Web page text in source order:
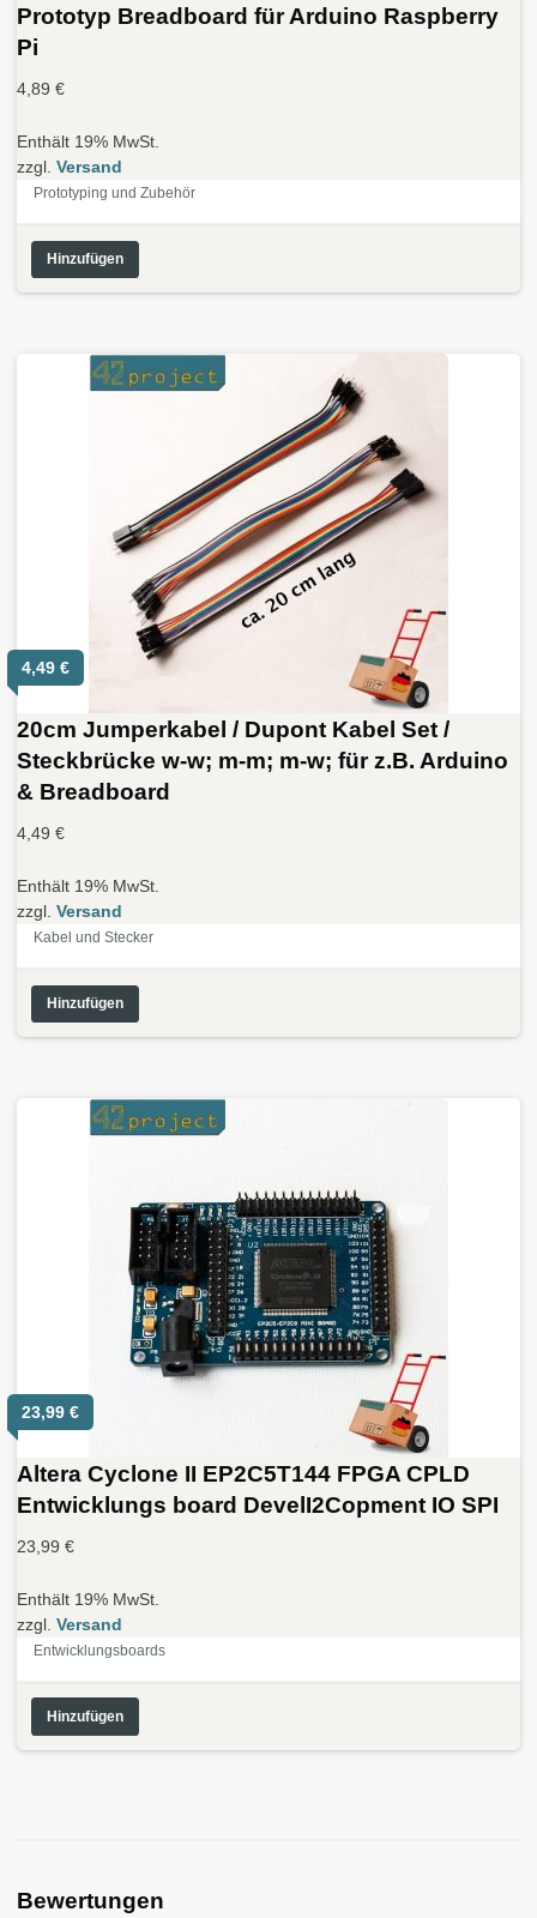
Prototyp Breadboard für Arduino Raspberry
Pi
4,89 €
Enthält 19% MwSt.
zzgl. Versand
Prototyping und Zubehör
Hinzufügen
4,49 €
20cm Jumperkabel / Dupont Kabel Set /
Steckbrücke w-w; m-m; m-w; für z.B. Arduino
& Breadboard
4,49 €
Enthält 19% MwSt.
zzgl. Versand
Kabel und Stecker
Hinzufügen
23,99 €
Altera Cyclone II EP2C5T144 FPGA CPLD
Entwicklungs board DevelI2Copment IO SPI
23,99 €
Enthält 19% MwSt.
zzgl. Versand
Entwicklungsboards
Hinzufügen
Bewertungen